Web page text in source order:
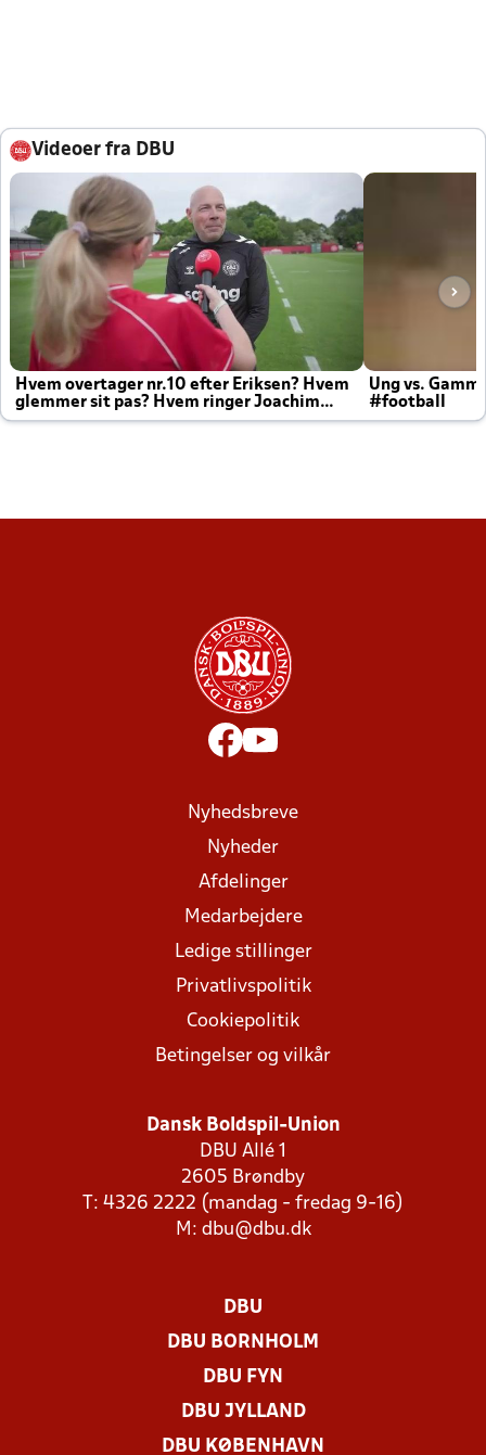
Videoer fra DBU
Hvem overtager nr.10 efter Eriksen? Hvem
glemmer sit pas? Hvem ringer Joachim
altid til efter kampe?
Ung vs.
#football
Nyhedsbreve
Nyheder
Afdelinger
Medarbejdere
Ledige stillinger
Privatlivspolitik
Cookiepolitik
Betingelser og vilkår
Dansk Boldspil-Union
DBU Allé 1
2605 Brøndby
T: 4326 2222 (mandag - fredag 9-16)
M: dbu@dbu.dk
DBU
DBU BORNHOLM
DBU FYN
DBU JYLLAND
DBU KØBENHAVN